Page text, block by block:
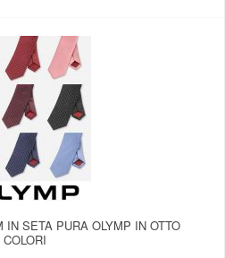
IN SETA PURA OLYMP IN OTTO
COLORI